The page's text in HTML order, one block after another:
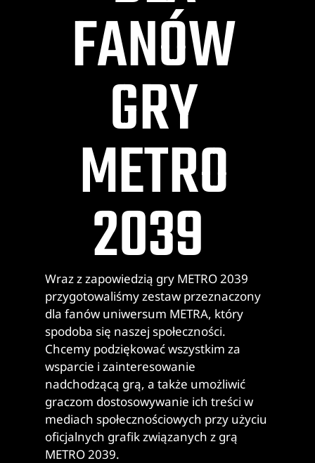
FANÓW
GRY
METRO
2039
Wraz z zapowiedzią gry METRO 2039
przygotowaliśmy zestaw przeznaczony
dla fanów uniwersum METRA, który
spodoba się naszej społeczności.
Chcemy podziękować wszystkim za
wsparcie i zainteresowanie
nadchodzącą grą, a także umożliwić
graczom dostosowywanie ich treści w
mediach społecznościowych przy użyciu
oficjalnych grafik związanych z grą
METRO 2039.